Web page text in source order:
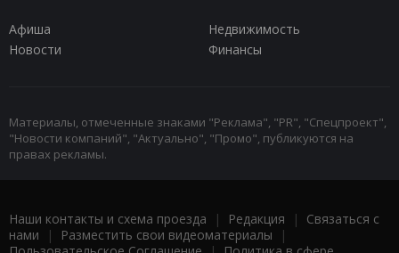
Афиша
Недвижимость
Новости
Финансы
Материалы, отмеченные знаками "Реклама", "PR", "Спецпроект",
"Новости компаний", "Актуально", "Промо", публикуются на
правах рекламы.
Наши контакты и схема проезда | Редакция | Связаться с
нами | Разместить свои видеоматериалы |